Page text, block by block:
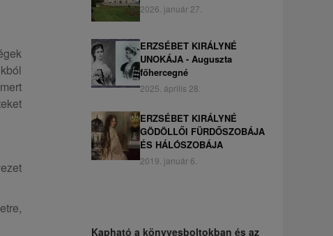
2026. január 27.
ERZSÉBET KIRÁLYNÉ
UNOKÁJA - Auguszta
főhercegné
2025. április 28.
ERZSÉBET KIRÁLYNÉ
GÖDÖLLŐI FÜRDŐSZOBÁJA
ÉS HÁLÓSZOBÁJA
2019. január 6.
Kapható a könyvesboltokban és az